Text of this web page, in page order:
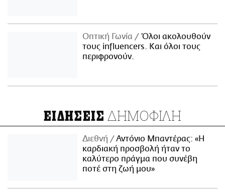
Οπτική Γωνία
Όλοι ακολουθούν
τους influencers. Και όλοι τους
περιφρονούν.
ΕΙΔΗΣΕΙΣ ΔΗΜΟΦΙΛΗ
Διεθνή
Αντόνιο Μπαντέρας: «Η
καρδιακή προσβολή ήταν το
καλύτερο πράγμα που συνέβη
ποτέ στη ζωή μου»